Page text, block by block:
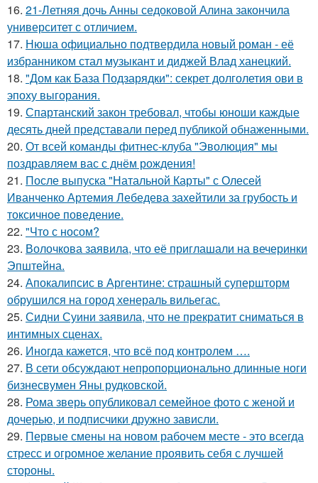
16. 21-Летняя дочь Анны седоковой Алина закончила
университет с отличием.
17. Нюша официально подтвердила новый роман - её
избранником стал музыкант и диджей Влад ханецкий.
18. "Дом как База Подзарядки": секрет долголетия ови в
эпоху выгорания.
19. Спартанский закон требовал, чтобы юноши каждые
десять дней представали перед публикой обнаженными.
20. От всей команды фитнес-клуба "Эволюция" мы
поздравляем вас с днём рождения!
21. После выпуска "Натальной Карты" с Олесей
Иванченко Артемия Лебедева захейтили за грубость и
токсичное поведение.
22. "Что с носом?
23. Волочкова заявила, что её приглашали на вечеринки
Эпштейна.
24. Апокалипсис в Аргентине: страшный супершторм
обрушился на город хенераль вильегас.
25. Сидни Суини заявила, что не прекратит сниматься в
интимных сценах.
26. Иногда кажется, что всё под контролем ….
27. В сети обсуждают непропорционально длинные ноги
бизнесвумен Яны рудковской.
28. Рома зверь опубликовал семейное фото с женой и
дочерью, и подписчики дружно зависли.
29. Первые смены на новом рабочем месте - это всегда
стресс и огромное желание проявить себя с лучшей
стороны.